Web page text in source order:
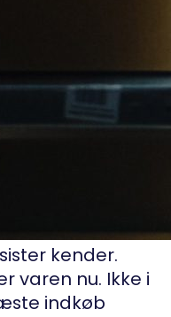
kender.
varen nu. Ikke i
indkøb